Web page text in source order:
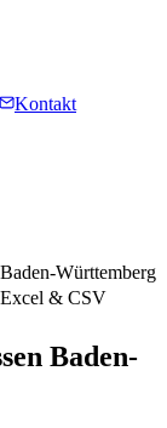
Kontakt
Baden-Württemberg
& CSV
Baden-